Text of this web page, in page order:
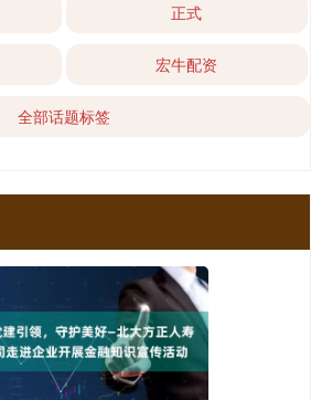
正式
宏牛配资
全部话题标签